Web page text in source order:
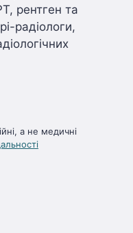
рентген та
радіологи,
а не медичні